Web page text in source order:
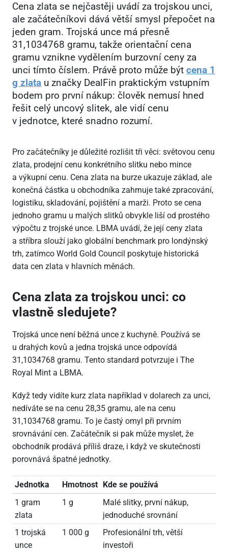
Cena zlata se nejčastěji uvádí za trojskou unci,
ale začátečníkovi dává větší smysl přepočet na
jeden gram. Trojská unce má přesně
31,1034768 gramu, takže orientační cena
gramu vznikne vydělením burzovní ceny za
unci tímto číslem. Právě proto může být cena 1
g zlata u značky DealFin praktickým vstupním
bodem pro první nákup: člověk nemusí hned
řešit celý uncový slitek, ale vidí cenu
v jednotce, které snadno rozumí.
Pro začátečníky je důležité rozlišit tři věci: světovou cenu
zlata, prodejní cenu konkrétního slitku nebo mince
a výkupní cenu. Cena zlata na burze ukazuje základ, ale
konečná částka u obchodníka zahrnuje také zpracování,
logistiku, skladování, pojištění a marži. Proto se cena
jednoho gramu u malých slitků obvykle liší od prostého
výpočtu z trojské unce. LBMA uvádí, že její ceny zlata
a stříbra slouží jako globální benchmark pro londýnský
trh, zatímco World Gold Council poskytuje historická
data cen zlata v hlavních měnách.
Cena zlata za trojskou unci: co
vlastně sledujete?
Trojská unce není běžná unce z kuchyně. Používá se
u drahých kovů a jedna trojská unce odpovídá
31,1034768 gramu. Tento standard potvrzuje i The
Royal Mint a LBMA.
Když tedy vidíte kurz zlata například v dolarech za unci,
nedíváte se na cenu 28,35 gramu, ale na cenu
31,1034768 gramu. To je častý omyl při prvním
srovnávání cen. Začátečník si pak může myslet, že
obchodník prodává příliš draze, i když ve skutečnosti
porovnává špatné jednotky.
Jednotka Hmotnost Kde se používá
1 gram
zlata
1 g
Malé slitky, první nákup,
jednoduché srovnání
1 trojská
unce
1 000 g
Profesionální trh, větší
investoři